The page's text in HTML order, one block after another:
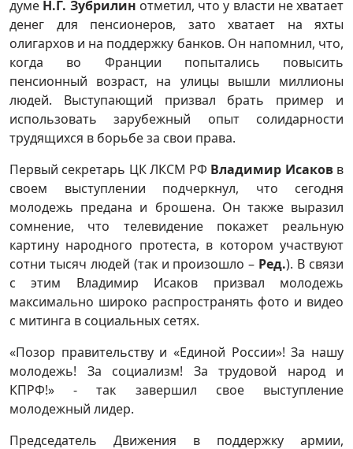
думе Н.Г. Зубрилин отметил, что у власти не хватает
денег для пенсионеров, зато хватает на яхты
олигархов и на поддержку банков. Он напомнил, что,
когда во Франции попытались повысить
пенсионный возраст, на улицы вышли миллионы
людей. Выступающий призвал брать пример и
использовать зарубежный опыт солидарности
трудящихся в борьбе за свои права.
Первый секретарь ЦК ЛКСМ РФ Владимир Исаковв
своем выступлении подчеркнул, что сегодня
молодежь предана и брошена. Он также выразил
сомнение, что телевидение покажет реальную
картину народного протеста, в котором участвуют
сотни тысяч людей (так и произошло – Ред.). В связи
с этим Владимир Исаков призвал молодежь
максимально широко распространять фото и видео
с митинга в социальных сетях.
«Позор правительству и «Единой России»! За нашу
молодежь! За социализм! За трудовой народ и
КПРФ!» - так завершил свое выступление
молодежный лидер.
Председатель Движения в поддержку армии,